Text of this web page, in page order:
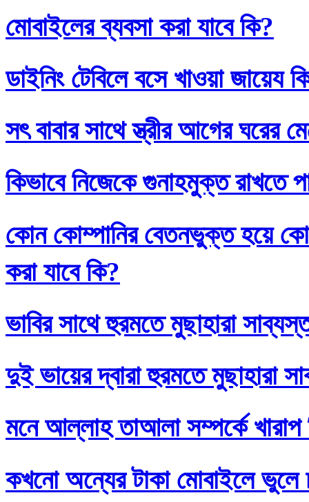
মোবাইলের ব্যবসা করা যাবে কি?
ডাইনিং টেবিলে বসে খাওয়া জায়েয
সৎ বাবার সাথে স্ত্রীর আগের ঘরের
কিভাবে নিজেকে গুনাহমুক্ত রাখতে
কোন কোম্পানির বেতনভুক্ত হয়ে
করা যাবে কি?
ভাবির সাথে হুরমতে মুছাহারা
দুই ভায়ের দ্বারা হুরমতে মুছাহারা
মনে আল্লাহ তাআলা সম্পর্কে
কখনো অন্যের টাকা মোবাইলে ভুলে